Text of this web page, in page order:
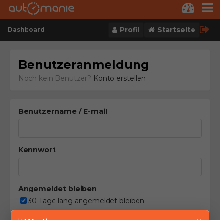
Dashboard Profil Startseite
Benutzeranmeldung
Noch kein Benutzer? Konto erstellen
Benutzername / E-mail
Kennwort
Angemeldet bleiben
30 Tage lang angemeldet bleiben